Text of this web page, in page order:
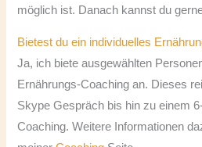
möglich ist. Danach kannst du
Bietest du ein individuelles
Ja, ich biete ausgewählten
Ernährungs-Coaching an. Dieses
Skype Gespräch bis hin zu einem
Coaching. Weitere Informationen